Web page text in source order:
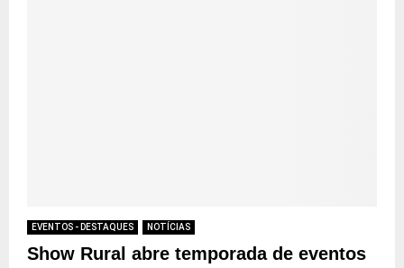
EVENTOS - DESTAQUES NOTÍCIAS
Show Rural abre temporada de eventos